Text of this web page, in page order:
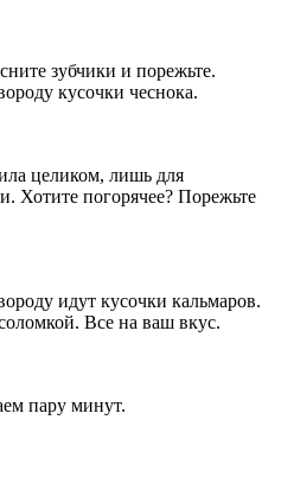
зубчики и порежьте.
кусочки чеснока.
целиком, лишь для
Хотите погорячее? Порежьте
идут кусочки кальмаров.
Все на ваш вкус.
пару минут.